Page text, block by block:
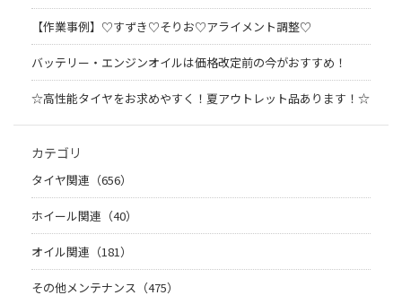
【作業事例】♡すずき♡そりお♡アライメント調整♡
バッテリー・エンジンオイルは価格改定前の今がおすすめ！
☆高性能タイヤをお求めやすく！夏アウトレット品あります！☆
カテゴリ
タイヤ関連（656）
ホイール関連（40）
オイル関連（181）
その他メンテナンス（475）